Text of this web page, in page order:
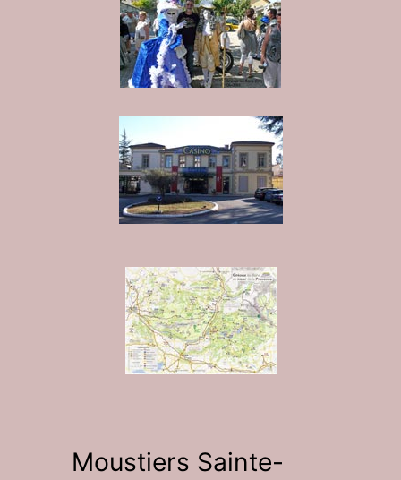
Moustiers Sainte-